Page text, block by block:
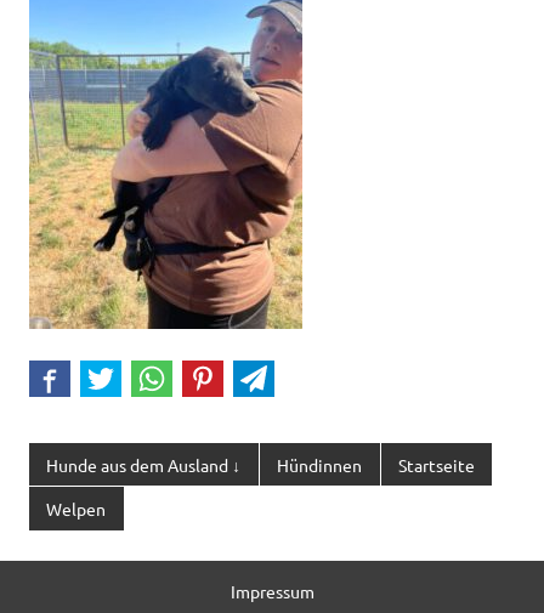
Hunde aus dem Ausland ↓ Hündinnen Startseite
Welpen
Impressum